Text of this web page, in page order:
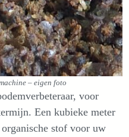
– eigen foto
voor
Een kubieke meter
stof voor uw